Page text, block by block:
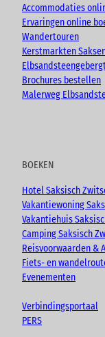
Accommodaties
Ervaringen online
Wandertouren
Kerstmarkten
Brochures bestellen
Malerweg
BOEKEN
Hotel Saksisch
Vakantiewoning
Vakantiehuis
Camping Saksisch
Reisvoorwaarden &
Fiets- en
Evenementen
Verbindingsportaal
PERS